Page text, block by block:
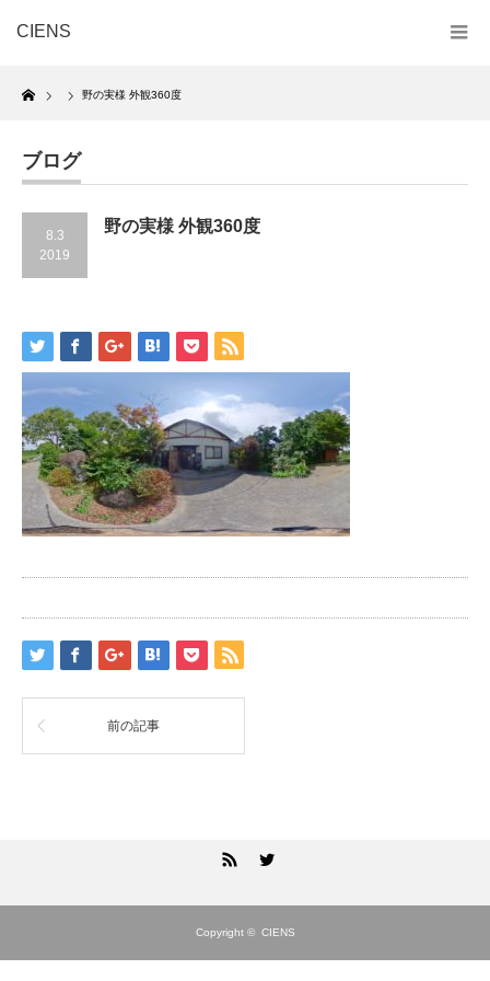
CIENS
Home
野の実様 外観360度
ブログ
8.3
2019
野の実様 外観360度
前の記事
Copyright © CIENS